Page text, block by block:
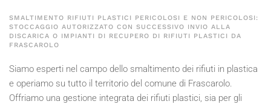
SMALTIMENTO RIFIUTI PLASTICI PERICOLOSI E NON PERICOLOSI:
STOCCAGGIO AUTORIZZATO CON SUCCESSIVO INVIO ALLA
DISCARICA O IMPIANTI DI RECUPERO DI RIFIUTI PLASTICI DA
FRASCAROLO
Siamo esperti nel campo dello smaltimento dei rifiuti in plastica
e operiamo su tutto il territorio del comune di Frascarolo.
Offriamo una gestione integrata dei rifiuti plastici, sia per gli